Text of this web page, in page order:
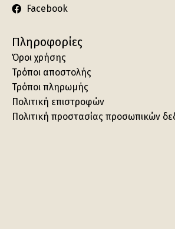
Facebook
Πληροφορίες
Όροι χρήσης
Τρόποι αποστολής
Τρόποι πληρωμής
Πολιτική επιστροφών
Πολιτική προστασίας προσωπικών